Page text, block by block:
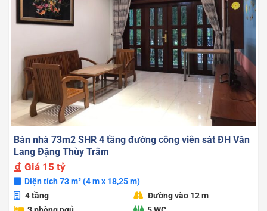
Bán nhà 73m2 SHR 4 tầng đường công viên sát ĐH Văn
Lang Đặng Thùy Trâm
Giá 15 tỷ
Diện tích 73 m² (4 m x 18,25 m)
4 tầng
Đường vào 12 m